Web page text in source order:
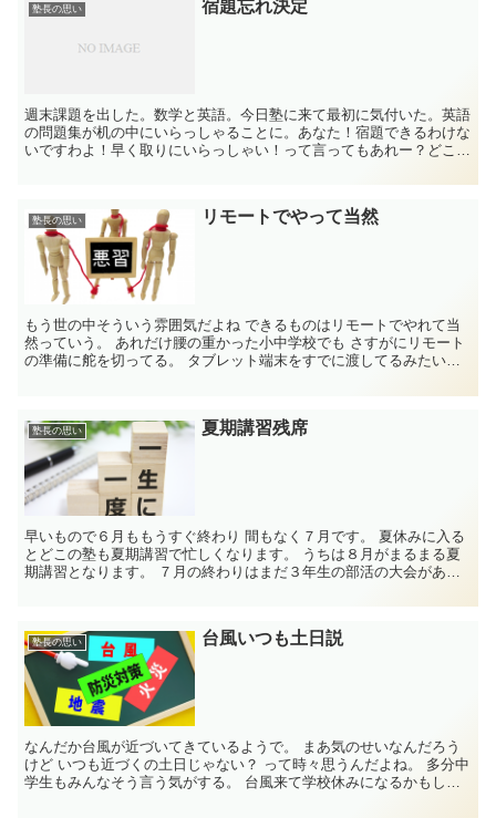
塾長の思い 宿題忘れ決定
週末課題を出した。数学と英語。今日塾に来て最初に気付いた。英語
の問題集が机の中にいらっしゃることに。あなた！宿題できるわけな
いですわよ！早く取りにいらっしゃい！って言ってもあれー？どこか
塾長の思い リモートでやって当然
もう世の中そういう雰囲気だよね できるものはリモートでやれて当
然っていう。 あれだけ腰の重かった小中学校でも さすがにリモート
の準備に舵を切ってる。 タブレット端末をすでに渡してるみたいだ
塾長の思い 夏期講習残席
早いもので６月ももうすぐ終わり 間もなく７月です。 夏休みに入る
とどこの塾も夏期講習で忙しくなります。 うちは８月がまるまる夏
期講習となります。 ７月の終わりはまだ３年生の部活の大会がある
塾長の思い 台風いつも土日説
なんだか台風が近づいてきているようで。 まあ気のせいなんだろう
けど いつも近づくの土日じゃない？ って時々思うんだよね。 多分中
学生もみんなそう言う気がする。 台風来て学校休みになるかもし